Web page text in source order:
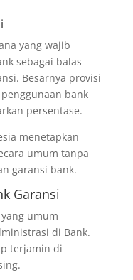
yang wajib
sebagai balas
Besarnya provisi
bank
persentase.
menetapkan
umum tanpa
garansi bank.
Garansi
umum
di Bank.
terjamin di